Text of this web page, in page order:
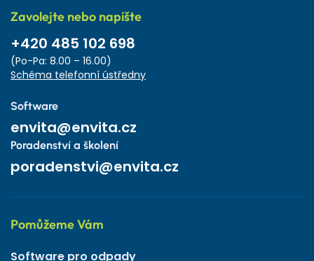
Zavolejte nebo napište
+420 485 102 698
(Po-Pa: 8.00 – 16.00)
Schéma telefonní ústředny
Software
envita@envita.cz
Poradenství a školení
poradenstvi@envita.cz
Pomůžeme Vám
Software pro odpady